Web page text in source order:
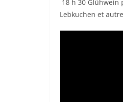
18 h 30 Glühwein
Lebkuchen et